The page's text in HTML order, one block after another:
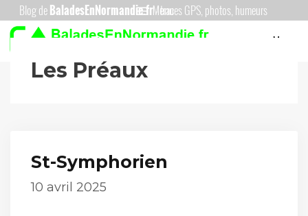
Aller
au
Menu
Menu
Les Préaux
St-Symphorien
10 avril 2025